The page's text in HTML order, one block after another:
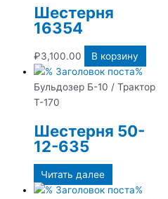
Шестерня
16354
₽3,100.00 В корзину
Бульдозер Б-10 / Трактор
Т-170
Шестерня 50-
12-635
Читать далее